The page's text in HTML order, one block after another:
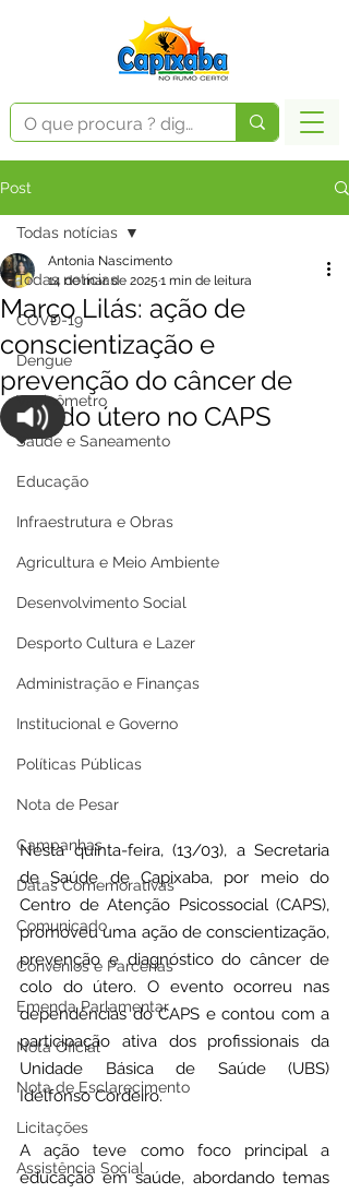
Post
Todas notícias
COVD-19
Dengue
Vacinômetro
Saúde e Saneamento
Educação
Infraestrutura e Obras
Agricultura e Meio Ambiente
Desenvolvimento Social
Desporto Cultura e Lazer
Administração e Finanças
Institucional e Governo
Políticas Públicas
Nota de Pesar
Campanhas
Datas Comemorativas
Comunicado
Convênios e Parcerias
Emenda Parlamentar
Nota Oficial
Nota de Esclarecimento
Licitações
Assistência Social
Todas notícias
Março Lilás: ação de
conscientização e
prevenção do câncer de
colo do útero no CAPS
Antonia Nascimento
14 de mar. de 2025 1 min de leitura
Nesta quinta-feira, (13/03), a Secretaria
de Saúde de Capixaba, por meio do
Centro de Atenção Psicossocial (CAPS),
promoveu uma ação de conscientização,
prevenção e diagnóstico do câncer de
colo do útero. O evento ocorreu nas
dependências do CAPS e contou com a
participação ativa dos profissionais da
Unidade Básica de Saúde (UBS)
Idelfonso Cordeiro.
A ação teve como foco principal a
educação em saúde, abordando temas